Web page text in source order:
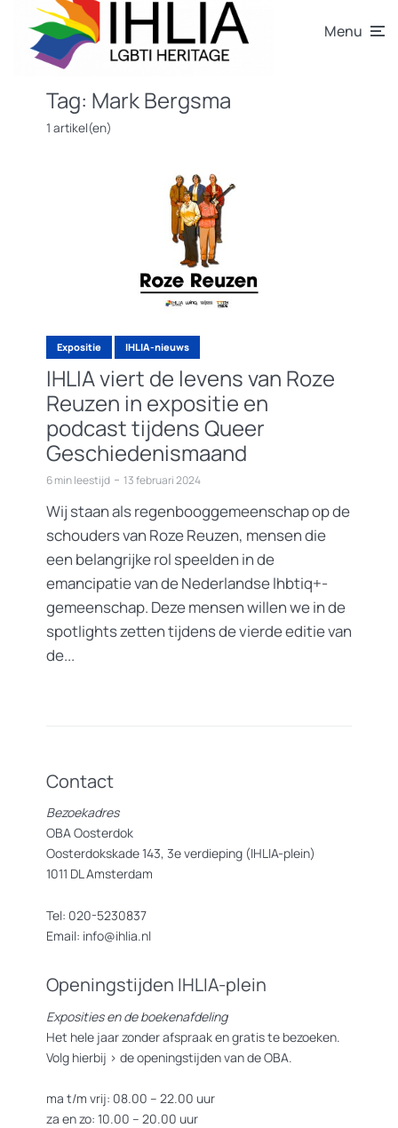
Menu
Tag: Mark Bergsma
1 artikel(en)
Expositie IHLIA-nieuws
IHLIA viert de levens van Roze
Reuzen in expositie en
podcast tijdens Queer
Geschiedenismaand
6 min leestijd 13 februari 2024
Wij staan als regenbooggemeenschap op de
schouders van Roze Reuzen, mensen die
een belangrijke rol speelden in de
emancipatie van de Nederlandse lhbtiq+-
gemeenschap. Deze mensen willen we in de
spotlights zetten tijdens de vierde editie van
de...
Contact
Bezoekadres
OBA Oosterdok
Oosterdokskade 143, 3e verdieping (IHLIA-plein)
1011 DL Amsterdam
Tel: 020-5230837
Email: info@ihlia.nl
Openingstijden IHLIA-plein
Exposities en de boekenafdeling
Het hele jaar zonder afspraak en gratis te bezoeken.
Volg hierbij > de openingstijden van de OBA.
ma t/m vrij: 08.00 – 22.00 uur
za en zo: 10.00 – 20.00 uur